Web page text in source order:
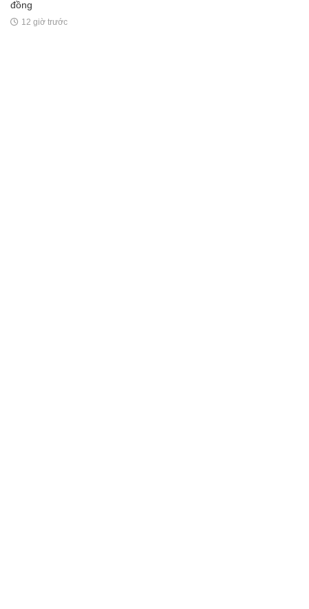
đồng
12 giờ trước